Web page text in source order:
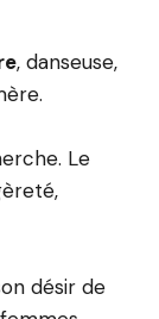
, danseuse,
Le
désir de